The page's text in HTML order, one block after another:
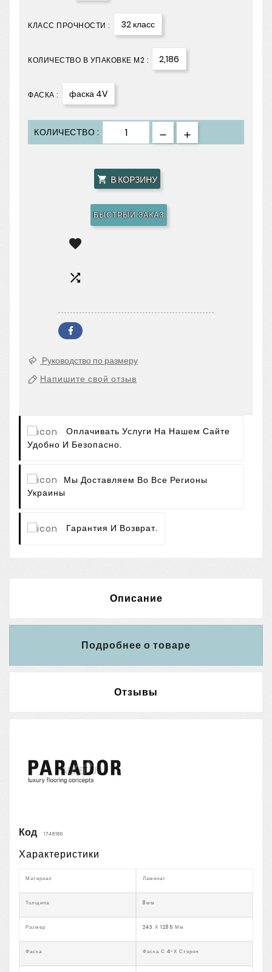
КЛАСС ПРОЧНОСТИ : 32 класс
КОЛИЧЕСТВО В УПАКОВКЕ М2 : 2,186
ФАСКА : фаска 4V
КОЛИЧЕСТВО :
 В КОРЗИНУ
БЫСТРЫЙ ЗАКАЗ


Руководство по размеру
Напишите свой отзыв
Оплачивать Услуги На Нашем Сайте
Удобно И Безопасно.
Мы Доставляем Во Все Регионы
Украины
Гарантия И Возврат.
Описание
Подробнее о товаре
Отзывы
Код 1748186
Характеристики
Материал Ламинат
Толщина 8мм
Размер 243 Х 1285 Мм
Фаска Фаска С 4-Х Сторон